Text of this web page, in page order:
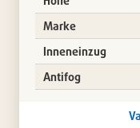
Marke
Inneneinzug
Antifog